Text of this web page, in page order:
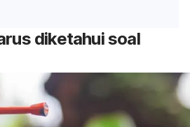
diketahui soal